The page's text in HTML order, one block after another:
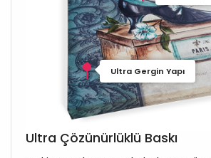
Ultra Gergin Yapı
Ultra Çözünürlüklü Baskı